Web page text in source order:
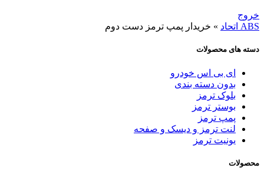
خروج
ABS اتحاد
» خریدار پمپ ترمز دست دوم
دسته های محصولات
ای بی اس خودرو
بدون دسته بندی
بلوک ترمز
بوستر ترمز
پمپ ترمز
لنت ترمز و دیسک و صفحه
یونیت ترمز
محصولات